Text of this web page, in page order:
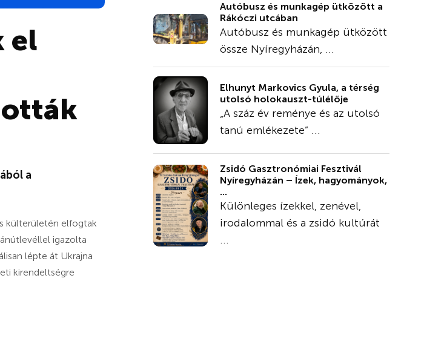
el
a
külterületén elfogtak
igazolta
lépte át Ukrajna
kirendeltségre
Autóbusz és munkagép ütközött a
Rákóczi utcában
Autóbusz és munkagép ütközött
össze Nyíregyházán, ...
Elhunyt Markovics Gyula, a térség
utolsó holokauszt-túlélője
„A száz év reménye és az utolsó
tanú emlékezete” ...
Zsidó Gasztronómiai Fesztivál
Nyíregyházán – Ízek, hagyományok,
...
Különleges ízekkel, zenével,
irodalommal és a zsidó kultúrát
...